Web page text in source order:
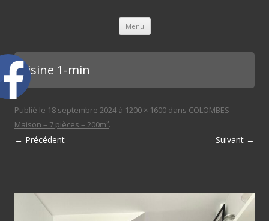
Menu Aller au contenu principal
cuisine 1-min
Publié le 18 septembre 2024 à 1200 × 1600 dans COLOMBES –
Maison – 7 pièces – 200m².
← Précédent Suivant →